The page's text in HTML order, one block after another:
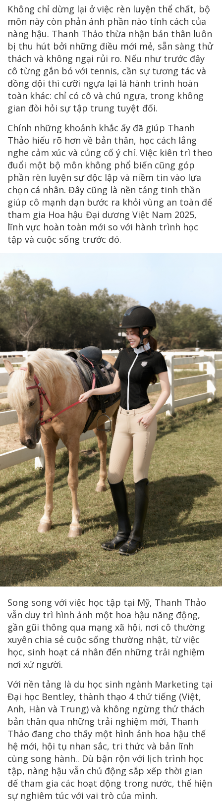
Không chỉ dừng lại ở việc rèn luyện thể chất, bộ
môn này còn phản ánh phần nào tính cách của
nàng hậu. Thanh Thảo thừa nhận bản thân luôn
bị thu hút bởi những điều mới mẻ, sẵn sàng thử
thách và không ngại rủi ro. Nếu như trước đây
cô từng gắn bó với tennis, cần sự tương tác và
đồng đội thì cưỡi ngựa lại là hành trình hoàn
toàn khác: chỉ có cô và chú ngựa, trong không
gian đòi hỏi sự tập trung tuyệt đối.
Chính những khoảnh khắc ấy đã giúp Thanh
Thảo hiểu rõ hơn về bản thân, học cách lắng
nghe cảm xúc và củng cố ý chí. Việc kiên trì theo
đuổi một bộ môn không phổ biến cũng góp
phần rèn luyện sự độc lập và niềm tin vào lựa
chọn cá nhân. Đây cũng là nền tảng tinh thần
giúp cô mạnh dạn bước ra khỏi vùng an toàn để
tham gia Hoa hậu Đại dương Việt Nam 2025,
lĩnh vực hoàn toàn mới so với hành trình học
tập và cuộc sống trước đó.
Song song với việc học tập tại Mỹ, Thanh Thảo
vẫn duy trì hình ảnh một hoa hậu năng động,
gần gũi thông qua mạng xã hội, nơi cô thường
xuyên chia sẻ cuộc sống thường nhật, từ việc
học, sinh hoạt cá nhân đến những trải nghiệm
nơi xứ người.
Với nền tảng là du học sinh ngành Marketing tại
Đại học Bentley, thành thạo 4 thứ tiếng (Việt,
Anh, Hàn và Trung) và không ngừng thử thách
bản thân qua những trải nghiệm mới, Thanh
Thảo đang cho thấy một hình ảnh hoa hậu thế
hệ mới, hội tụ nhan sắc, tri thức và bản lĩnh
cùng song hành.. Dù bận rộn với lịch trình học
tập, nàng hậu vẫn chủ động sắp xếp thời gian
để tham gia các hoạt động trong nước, thể hiện
sự nghiêm túc với vai trò của mình.